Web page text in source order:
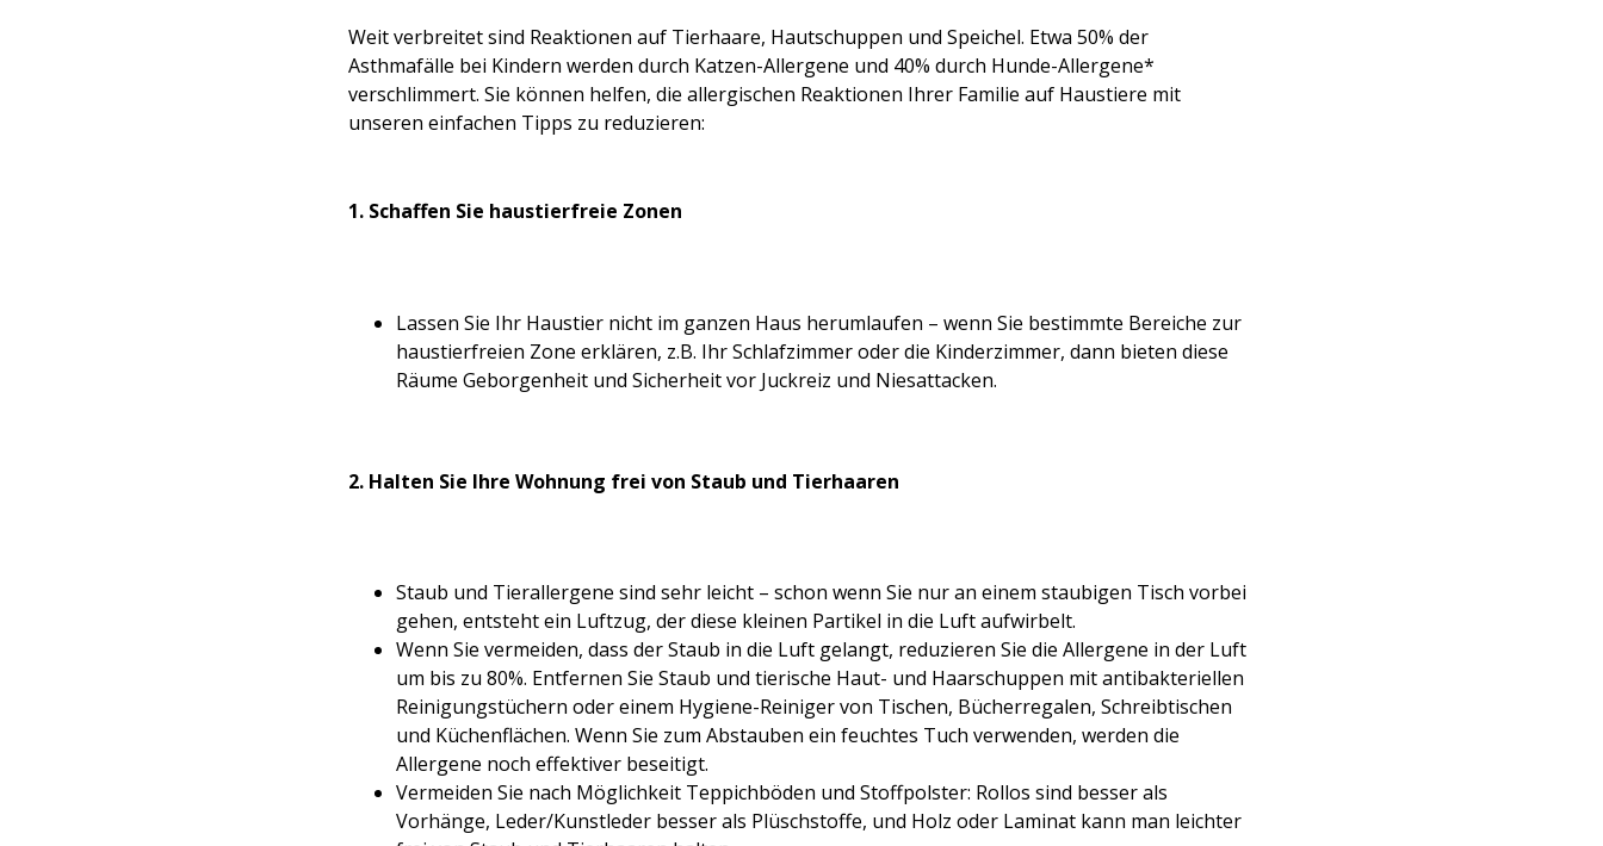
Weit verbreitet sind Reaktionen auf Tierhaare, Hautschuppen und Speichel. Etwa 50% der
Asthmafälle bei Kindern werden durch Katzen-Allergene und 40% durch Hunde-Allergene*
verschlimmert. Sie können helfen, die allergischen Reaktionen Ihrer Familie auf Haustiere mit
unseren einfachen Tipps zu reduzieren:
1. Schaffen Sie haustierfreie Zonen
Lassen Sie Ihr Haustier nicht im ganzen Haus herumlaufen – wenn Sie bestimmte Bereiche zur
haustierfreien Zone erklären, z.B. Ihr Schlafzimmer oder die Kinderzimmer, dann bieten diese
Räume Geborgenheit und Sicherheit vor Juckreiz und Niesattacken.
2. Halten Sie Ihre Wohnung frei von Staub und Tierhaaren
Staub und Tierallergene sind sehr leicht – schon wenn Sie nur an einem staubigen Tisch vorbei
gehen, entsteht ein Luftzug, der diese kleinen Partikel in die Luft aufwirbelt.
Wenn Sie vermeiden, dass der Staub in die Luft gelangt, reduzieren Sie die Allergene in der Luft
um bis zu 80%. Entfernen Sie Staub und tierische Haut- und Haarschuppen mit antibakteriellen
Reinigungstüchern oder einem Hygiene-Reiniger von Tischen, Bücherregalen, Schreibtischen
und Küchenflächen. Wenn Sie zum Abstauben ein feuchtes Tuch verwenden, werden die
Allergene noch effektiver beseitigt.
Vermeiden Sie nach Möglichkeit Teppichböden und Stoffpolster: Rollos sind besser als
Vorhänge, Leder/Kunstleder besser als Plüschstoffe, und Holz oder Laminat kann man leichter